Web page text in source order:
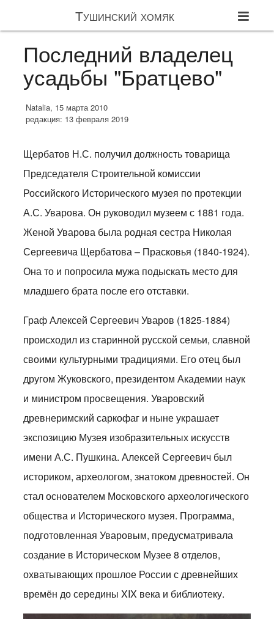
Тушинский хомяк
Последний владелец
усадьбы "Братцево"
Natalia, 15 марта 2010
редакция: 13 февраля 2019
Щербатов Н.С. получил должность товарища
Председателя Строительной комиссии
Российского Исторического музея по протекции
А.С. Уварова. Он руководил музеем с 1881 года.
Женой Уварова была родная сестра Николая
Сергеевича Щербатова – Прасковья (1840-1924).
Она то и попросила мужа подыскать место для
младшего брата после его отставки.
Граф Алексей Сергеевич Уваров (1825-1884)
происходил из старинной русской семьи, славной
своими культурными традициями. Его отец был
другом Жуковского, президентом Академии наук
и министром просвещения. Уваровский
древнеримский саркофаг и ныне украшает
экспозицию Музея изобразительных искусств
имени А.С. Пушкина. Алексей Сергеевич был
историком, археологом, знатоком древностей. Он
стал основателем Московского археологического
общества и Исторического музея. Программа,
подготовленная Уваровым, предусматривала
создание в Историческом Музее 8 отделов,
охватывающих прошлое России с древнейших
времён до середины XIX века и библиотеку.